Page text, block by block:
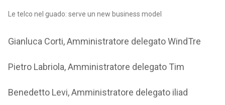
Le telco nel guado: serve un new business model
Gianluca Corti, Amministratore delegato WindTre
Pietro Labriola, Amministratore delegato Tim
Benedetto Levi, Amministratore delegato iliad